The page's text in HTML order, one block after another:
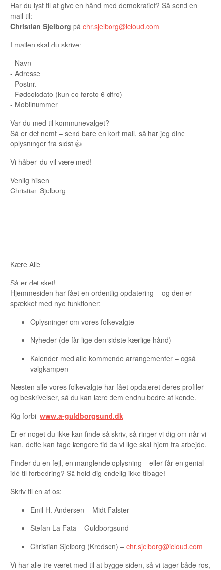
Har du lyst til at give en hånd med demokratiet? Så send en
mail til:
Christian Sjelborg på chr.sjelborg@icloud.com
I mailen skal du skrive:
- Navn
- Adresse
- Postnr.
- Fødselsdato (kun de første 6 cifre)
- Mobilnummer
Var du med til kommunevalget?
Så er det nemt – send bare en kort mail, så har jeg dine
oplysninger fra sidst 👍
Vi håber, du vil være med!
Venlig hilsen
Christian Sjelborg
Kære Alle
Så er det sket!
Hjemmesiden har fået en ordentlig opdatering – og den er
spækket med nye funktioner:
Oplysninger om vores folkevalgte
Nyheder (de får lige den sidste kærlige hånd)
Kalender med alle kommende arrangementer – også
valgkampen
Næsten alle vores folkevalgte har fået opdateret deres profiler
og beskrivelser, så du kan lære dem endnu bedre at kende.
Kig forbi: www.a-guldborgsund.dk
Er er noget du ikke kan finde så skriv, så ringer vi dig om når vi
kan, dette kan tage længere tid da vi lige skal hjem fra arbejde.
Finder du en fejl, en manglende oplysning – eller får en genial
idé til forbedring? Så hold dig endelig ikke tilbage!
Skriv til en af os:
Emil H. Andersen – Midt Falster
Stefan La Fata – Guldborgsund
Christian Sjelborg (Kredsen) – chr.sjelborg@icloud.com
Vi har alle tre været med til at bygge siden, så vi tager både ros,